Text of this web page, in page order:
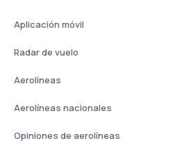
Aplicación móvil
Radar de vuelo
Aerolíneas
Aerolíneas nacionales
Opiniones de aerolíneas